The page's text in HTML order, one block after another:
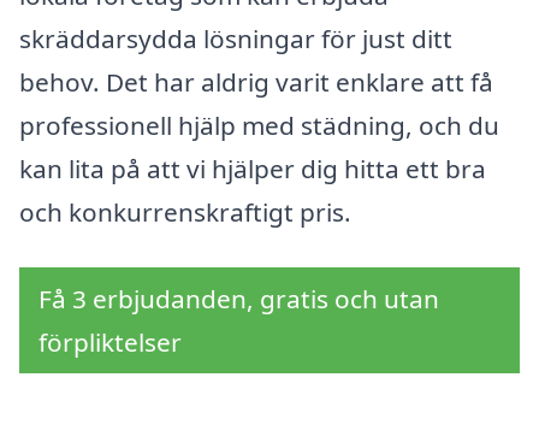
skräddarsydda lösningar för just ditt
behov. Det har aldrig varit enklare att få
professionell hjälp med städning, och du
kan lita på att vi hjälper dig hitta ett bra
och konkurrenskraftigt pris.
Få 3 erbjudanden, gratis och utan
förpliktelser